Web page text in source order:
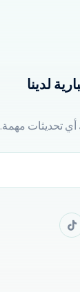
لدينا
أي تحديثات مهمة.